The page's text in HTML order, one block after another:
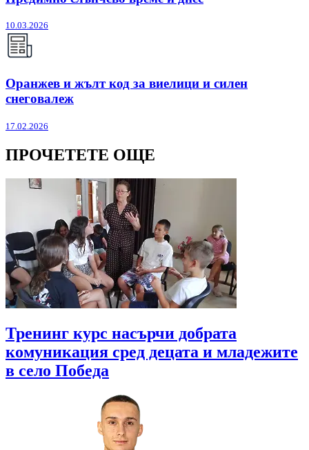
10.03.2026
Оранжев и жълт код за виелици и силен
снеговалеж
17.02.2026
ПРОЧЕТЕТЕ ОЩЕ
Тренинг курс насърчи добрата
комуникация сред децата и младежите
в село Победа